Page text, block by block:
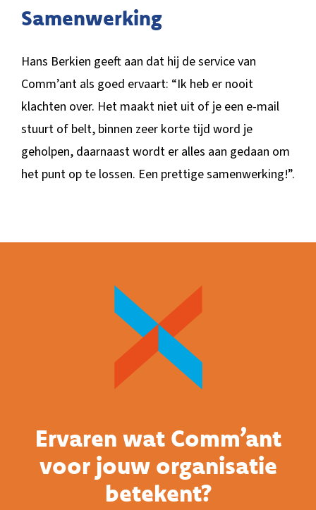
Samenwerking
Hans Berkien geeft aan dat hij de service van
Comm’ant als goed ervaart: “Ik heb er nooit
klachten over. Het maakt niet uit of je een e-mail
stuurt of belt, binnen zeer korte tijd word je
geholpen, daarnaast wordt er alles aan gedaan om
het punt op te lossen. Een prettige samenwerking!”.
Ervaren wat Comm’ant
voor jouw organisatie
betekent?